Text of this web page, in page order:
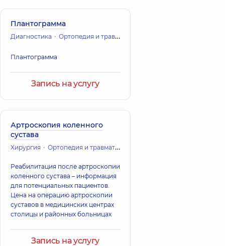
Плантограмма
Диагностика Ортопедия и травматология
Плантограмма
Запись на услугу
Артроскопия коленного
сустава
Хирургия Ортопедия и травматология
Реабилитация после артроскопии
коленного сустава – информация
для потенциальных пациентов.
Цена на операцию артроскопии
суставов в медицинских центрах
столицы и районных больницах
Запись на услугу